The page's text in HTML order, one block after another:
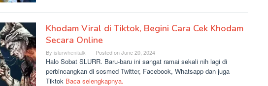
Khodam Viral di Tiktok, Begini Cara Cek Khodam
Secara Online
By islurwhenitalk Posted onJune 20, 2024
Halo Sobat SLURR. Baru-baru ini sangat ramai sekali nih lagi di
perbincangkan di sosmed Twitter, Facebook, Whatsapp dan juga
Tiktok Baca selengkapnya.